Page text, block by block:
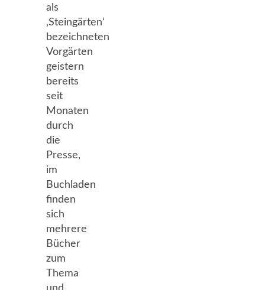
als
‚Steingärten‘
bezeichneten
Vorgärten
geistern
bereits
seit
Monaten
durch
die
Presse,
im
Buchladen
finden
sich
mehrere
Bücher
zum
Thema